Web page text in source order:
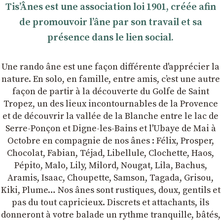
TisʼÂnes est une association loi 1901, créée afin
de promouvoir lʼâne par son travail et sa
présence dans le lien social.
Une rando âne est une façon différente d'apprécier la
nature. En solo, en famille, entre amis, cʼest une autre
façon de partir à la découverte du Golfe de Saint
Tropez, un des lieux incontournables de la Provence
et de découvrir la vallée de la Blanche entre le lac de
Serre-Ponçon et Digne-les-Bains et l'Ubaye de Mai à
Octobre en compagnie de nos ânes : Félix, Prosper,
Chocolat, Fabian, Téjad, Libellule, Clochette, Haos,
Pépito, Malo, Lily, Milord, Nougat, Lila, Bachus,
Aramis, Isaac, Choupette, Samson, Tagada, Grisou,
Kiki, Plume… Nos ânes sont rustiques, doux, gentils et
pas du tout capricieux. Discrets et attachants, ils
donneront à votre balade un rythme tranquille, bâtés,